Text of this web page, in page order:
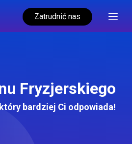
Zatrudnić nas
Fryzjerskiego
bardziej Ci odpowiada!